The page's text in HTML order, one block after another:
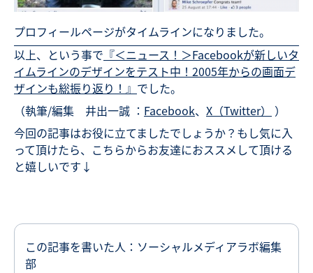
プロフィールページがタイムラインになりました。
以上、という事で 『＜ニュース！＞Facebookが新しいタ
イムラインのデザインをテスト中！2005年からの画面デ
ザインも総振り返り！』 でした。
（執筆/編集 井出一誠 ： Facebook、 X（Twitter）
）
今回の記事はお役に立てましたでしょうか？もし気に入
って頂けたら、こちらからお友達におススメして頂ける
と嬉しいです↓
この記事を書いた人：ソーシャルメディアラボ編集
部